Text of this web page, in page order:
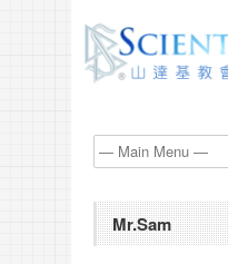
Mr.Sam